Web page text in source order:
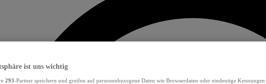
ist uns wichtig
293-Partner speichern und greifen auf personenbezogene Daten wie Browserdaten oder eindeutige Kennungen